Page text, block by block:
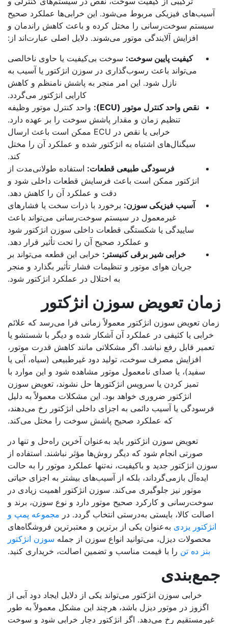
فیزیکی مربوط می‌شود. این خرابی‌ها عملکرد صحیح
سوخت‌رسانی را مختل کرده و باعث کاهش راندمان و
افزایش آلایندگی موتور می‌شوند. دلایل اصلی عبارت‌اند از:
کیفیت پایین سوخت:سوخت بی‌کیفیت یا حاوی ناخالصی
می‌تواند باعث رسوب‌گذاری در سوزن انژکتور یا آسیب به
نازل شود. این امر منجر به پاشش نامنظم و کاهش
کارایی انژکتور می‌گردد.
نقص واحد کنترل موتور(ECU):
واحد کنترل موتور وظیفه
تنظیم زمان و مقدار پاشش سوخت را بر عهده دارد.
خرابی یا نقص در ECU ممکن است باعث ارسال
سیگنال‌های اشتباه به انژکتور شده و عملکرد آن را مختل
فرسودگی طبیعی قطعات:استفاده طولانی‌مدت از
انژکتور ممکن است باعث فرسایش قطعات داخلی شود و
دقت و عملکرد آن را کاهش دهد.
آسیب فیزیکی سوزن:برخورد با ذرات سخت یا فشارهای
غیرمعمول در سیستم سوخت‌رسانی می‌تواند باعث
ساییدگی یا شکستگی قطعات داخلی سوزن انژکتور شود
و عملکرد صحیح آن را تحت تأثیر قرار دهد.
خرابی شیر برقی کنیستر:خرابی این قطعه می‌تواند بر
جریان هوای موتور و تنظیمات فشار تأثیر بگذارد و منجر
به اختلال در عملکرد انژکتور شود.
تعویض سوزن انژکتور
تعویض سوزن انژکتور معمولاً زمانی فرا می‌رسد که علائم
یا کثیفی در عملکرد آن آشکار شده و دیگر با شستشو یا
قابل رفع نباشد. اگر مشکلاتی مانند کاهش قدرت موتور،
افزایش مصرف سوخت، تولید دود غیرطبیعی (سیاه، آبی یا
سفید)، یا صدای نامعمول موتور مشاهده شود و این موارد با
تمیز کردن یا سرویس انژکتورها حل نشوند، تعویض سوزن
انژکتور ضروری خواهد بود. این مشکلات معمولاً به دلیل
یا آسیب دائمی به اجزای داخلی انژکتور رخ می‌دهند،
که عملکرد صحیح پاشش سوخت را مختل می‌کند.
تعویض سوزن انژکتور باید به‌عنوان آخرین راه‌حل و تنها در
صورتی انجام شود که دیگر روش‌ها مؤثر نباشند. استفاده از
انژکتور جدید و باکیفیت، نه‌تنها عملکرد موتور را به حالت
ایده‌آل بازمی‌گرداند، بلکه از آسیب‌های بیشتر به اجزای حیاتی
موتور نیز جلوگیری می‌کند. سوزن انژکتور اهمیت زیادی در
سوخت‌رسانی و کارکرد صحیح موتور دارد و نوع سوزن، برند و
کالا، بایستی به‌درستی انتخاب گردد. درمجموعه پمپ و
یزدیبه‌عنوان یکی از برترین و معتبرترین فروشگاه‌های
محصولات دیزل، می‌توانید انواع سوزن از جملهسوزن انژکتور
بنز ده تنرا با قیمت مناسب و تضمین اصالت، خریداری کنید.
خرابی سوزن انژکتور می‌تواند یکی از دلایل ایجاد دود آبی از
اگزوز در موتور دیزل باشد، هرچند این مشکل معمولاً به طور
رخ می‌دهد. اگر انژکتور دچار خرابی شود و سوخت